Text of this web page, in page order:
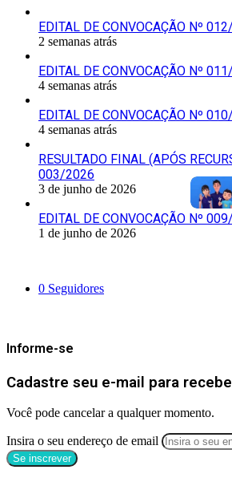
EDITAL DE CONVOCAÇÃO Nº
2 semanas atrás
EDITAL DE CONVOCAÇÃO Nº
4 semanas atrás
EDITAL DE CONVOCAÇÃO Nº
4 semanas atrás
RESULTADO FINAL (APÓS
003/2026
3 de junho de 2026
EDITAL DE CONVOCAÇÃO Nº
1 de junho de 2026
0 Seguidores
Informe-se
Cadastre seu e-mail para
Você pode cancelar a qualquer momento.
Insira o seu endereço de email